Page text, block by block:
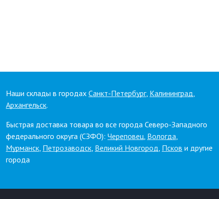
Наши склады в городах Санкт-Петербург, Калининград,
Архангельск.
Быстрая доставка товара во все города Северо-Западного
федерального округа (СЗФО): Череповец, Вологда,
Мурманск, Петрозаводск, Великий Новгород, Псков и другие
города